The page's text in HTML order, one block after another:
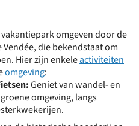
vakantiepark omgeven door de
die bekendstaat om
Hier zijn enkeleactiviteiten
omgeving:
Geniet van wandel- en
omgeving, langs